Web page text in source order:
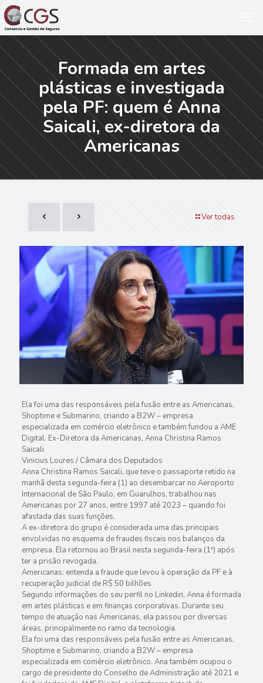
Formada em artes
plásticas e investigada
pela PF: quem é Anna
Saicali, ex-diretora da
Americanas
Ver todas
Ela foi uma das responsáveis pela fusão entre as Americanas,
Shoptime e Submarino, criando a B2W – empresa
especializada em comércio eletrônico e também fundou a AME
Digital. Ex-Diretora da Americanas, Anna Christina Ramos
Saicali
Vinicius Loures / Câmara dos Deputados
Anna Christina Ramos Saicali, que teve o passaporte retido na
manhã desta segunda-feira (1) ao desembarcar no Aeroporto
Internacional de São Paulo, em Guarulhos, trabalhou nas
Americanas por 27 anos, entre 1997 até 2023 – quando foi
afastada das suas funções.
A ex-diretora do grupo é considerada uma das principais
envolvidas no esquema de fraudes fiscais nos balanços da
empresa. Ela retornou ao Brasil nesta segunda-feira (1º) após
ter a prisão revogada.
Americanas: entenda a fraude que levou à operação da PF e à
recuperação judicial de R$ 50 bilhões
Segundo informações do seu perfil no Linkedin, Anna é formada
em artes plásticas e em finanças corporativas. Durante seu
tempo de atuação nas Americanas, ela passou por diversas
áreas, principalmente no ramo da tecnologia.
Ela foi uma das responsáveis pela fusão entre as Americanas,
Shoptime e Submarino, criando a B2W – empresa
especializada em comércio eletrônico. Ana também ocupou o
cargo de presidente do Conselho de Administração até 2021 e